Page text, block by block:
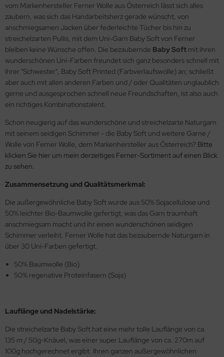
vom Markenhersteller Ferner Wolle aus Österreich lässt sich alles
zaubern, was sich das Handarbeitsherz gerade wünscht, von
anschmiegsamen Jacken über federleichte Tücher bis hin zu
streichelzarten Pullis, mit dem Uni-Garn Baby Soft von Ferner
bleiben keine Wünsche offen. Die bezaubernde Baby Soft mit ihren
wunderschönen Uni-Farben freundet sich ganz besonders schnell mit
ihrer "Schwester", Baby Soft Printed (Farbverlaufswolle) an; schließt
aber auch mit allen anderen Farben und / oder Qualitäten unglaublich
gerne und ausgesprochen schnell neue Freundschaften, ist also auch
ein richtiges Kombinationstalent.
Schon neugierig auf das wunderschöne und streichelzarte Naturgarn
mit seinem seidigen Schimmer - die Baby Soft und weitere Garne /
Wolle von Ferner Wolle, dem Markenhersteller aus Österreich? Bitte
klicken Sie hier um mein derzeitiges Ferner-Sortiment auf einen Blick
zu sehen.
Zusammensetzung und Qualitätsmerkmal:
Die außergewöhnliche Baby Soft wurde aus 50% Sojacellulose und
50% leichter Bio-Baumwolle gefertigt, was das Garn traumhaft
anschmiegsam macht und ihr einen wunderschönen seidigen
Schimmer verleiht. Ferner Wolle hat das bezaubernde Naturgarn in
über 30 Uni-Farben gefertigt.
50% Baumwolle (Bio)
50% regenative Proteinfasern (Soja)
Lauflänge und Nadelstärke:
Die streichelzarte Baby Soft hat eine mehr tolle Lauflänge von ca.
135 m / 50g-Knäuel, was einer super Lauflänge von ca. 270m auf
100g hochgerechnet ergibt. Ihren ganzen außergewöhnlichen